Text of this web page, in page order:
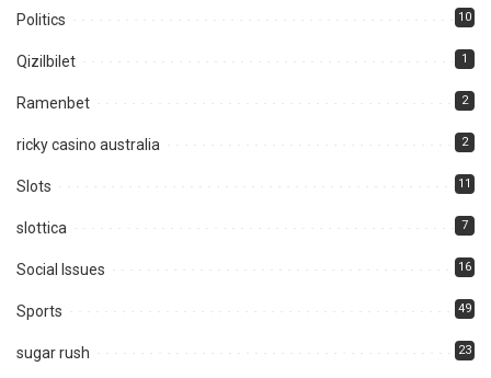
Politics 10
Qizilbilet 1
Ramenbet 2
ricky casino australia 2
Slots 11
slottica 7
Social Issues 16
Sports 49
sugar rush 23